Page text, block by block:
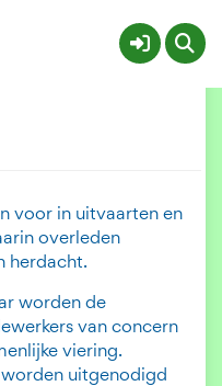
voor in uitvaarten en
overleden
herdacht.
worden de
van concern
viering.
uitgenodigd